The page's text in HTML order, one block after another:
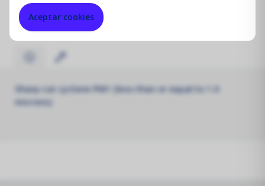
Aceptar cookies
Merk:
Sharp cut cyclone PM1 (less than or equal to 1.0
microns)